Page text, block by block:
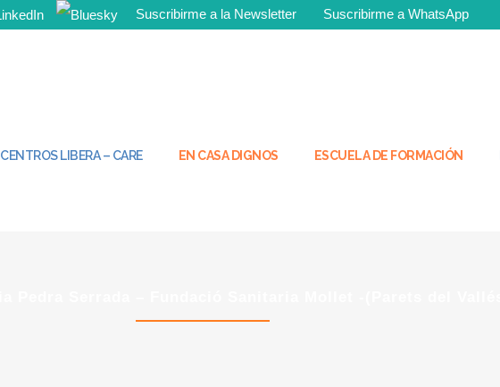
Suscribirme a la Newsletter
Suscribirme a WhatsApp
CENTROS LIBERA – CARE EN CASA DIGNOS ESCUELA DE FORMACIÓN